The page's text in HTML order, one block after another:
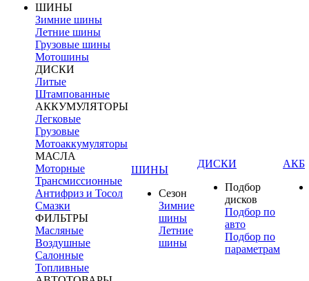
ШИНЫ
Зимние шины
Летние шины
Грузовые шины
Мотошины
ДИСКИ
Литые
Штампованные
АККУМУЛЯТОРЫ
Легковые
Грузовые
Мотоаккумуляторы
МАСЛА
Моторные
Трансмиссионные
Антифриз и Тосол
Смазки
ФИЛЬТРЫ
Масляные
Воздушные
Салонные
Топливные
ШИНЫ
Сезон
Зимние
шины
Летние
шины
ДИСКИ
Подбор
дисков
Подбор по
авто
Подбор по
параметрам
АКБ